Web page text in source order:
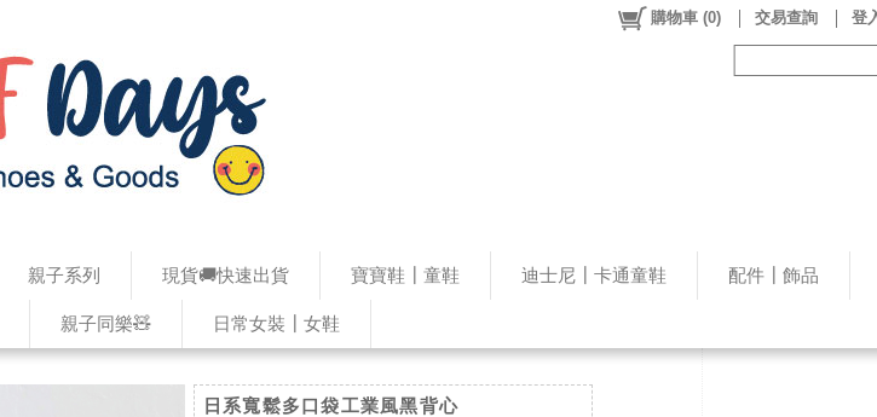
親子系列 現貨🚚快速出貨 寶寶鞋┃童鞋 迪士尼┃卡通童鞋 配件┃飾品
親子同樂🧸 日常女裝┃女鞋
購物車 (0) 交易查詢 登
日系寬鬆多口袋工業風黑背心